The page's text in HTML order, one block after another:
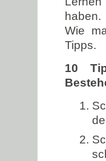
haben.
Wie
Tipps.
10